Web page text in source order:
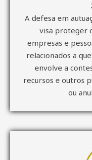
A defesa em
visa proteger
empresas e
relacionados a
envolve a
recursos e outros
ou